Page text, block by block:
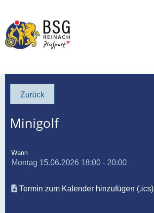
Zurück
Minigolf
Wann
Montag 15.06.2026 18:00 - 20:00
Termin zum Kalender hinzufügen (.ics)